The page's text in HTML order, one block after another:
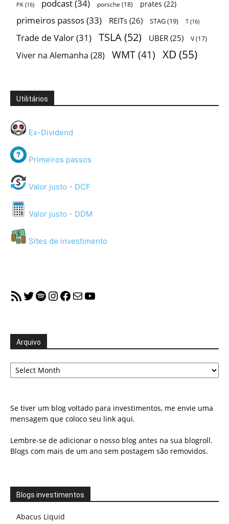
PK (16) podcast(34) porsche (18) prates (22)
primeiros passos(33) REITs (26) STAG(19) T (16)
Trade de Valor(31) TSLA(52) UBER (25) V(17)
Viver na Alemanha (28) WMT (41) XD (55)
Utilitários
Ex-Dividend
Primeiros passos
Valor justo - DCF
Valor justo - DDM
Sites de investimento
RSS FeedTwitter
Spotify
Instagram
Facebook
MailYouTube
Arquivo
Arquivo
Se tiver um blog voltado para investimentos, me envie uma
mensagem que coloco seu link aqui.
Lembre-se de adicionar o nosso blog antes na sua blogroll.
Blogs com mais de um ano sem postagem são removidos.
Blogs investimentos
Abacus Liquid